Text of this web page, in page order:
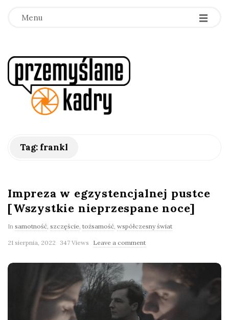
Menu
p
y
ś
l
a
Tag: frankl
Impreza w egzystencjalnej pustce
[Wszystkie nieprzespane noce]
In samotność szczęście tożsamość współczesny świat
21 sierpnia, 2022 347 Views Leave a comment